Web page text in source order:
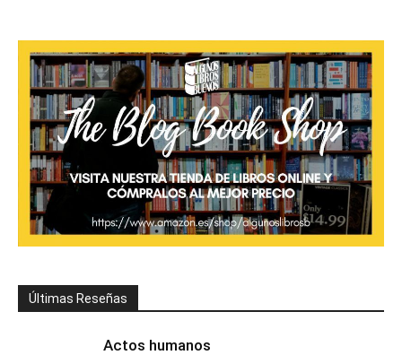
Últimas Reseñas
Actos humanos